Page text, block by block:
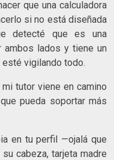
que una calculadora
si no está diseñada
detecté que es una
ambos lados y tiene un
vigilando todo.
tutor viene en camino
pueda soportar más
en tu perfil —ojalá que
cabeza, tarjeta madre